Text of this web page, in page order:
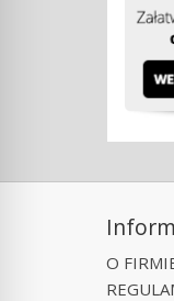
O